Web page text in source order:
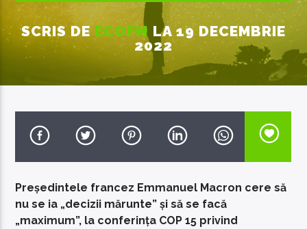
SCRIS DE ECOFM LA 19 DECEMBRIE
2022
Președintele francez Emmanuel Macron cere să
nu se ia „decizii mărunte” și să se facă
„maximum”, la conferința COP 15 privind